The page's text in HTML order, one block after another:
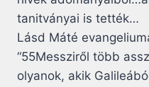
tanitványai is tették…
Lásd Máté
“55Messziről több
olyanok, akik